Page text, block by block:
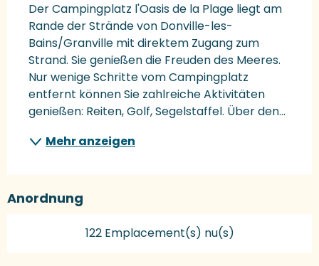
Der Campingplatz l'Oasis de la Plage liegt am
Rande der Strände von Donville-les-
Bains/Granville mit direktem Zugang zum
Strand. Sie genießen die Freuden des Meeres.
Nur wenige Schritte vom Campingplatz
entfernt können Sie zahlreiche Aktivitäten
genießen: Reiten, Golf, Segelstaffel. Über den...
Mehr anzeigen
Anordnung
122 Emplacement(s) nu(s)